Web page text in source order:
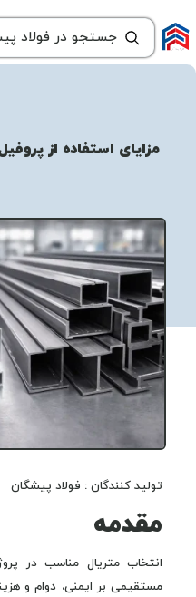
مزایای استفاده از
تولید کنندگان : فولاد پیشگان
مقدمه
انتخاب متریال مناسب در
مستقیمی بر ایمنی، دوام و